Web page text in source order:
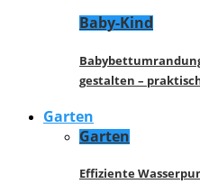
Baby-Kind
gestalten –
Garten
Garten
Effiziente